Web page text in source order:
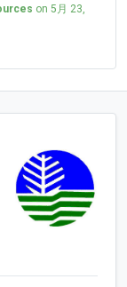
on 5月 23,